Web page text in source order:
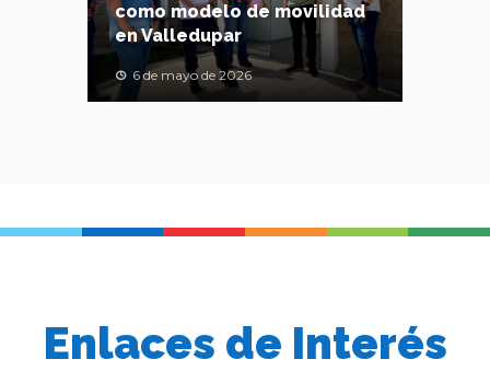
como modelo de movilidad
en Valledupar
6 de mayo de 2026
Enlaces de Interés